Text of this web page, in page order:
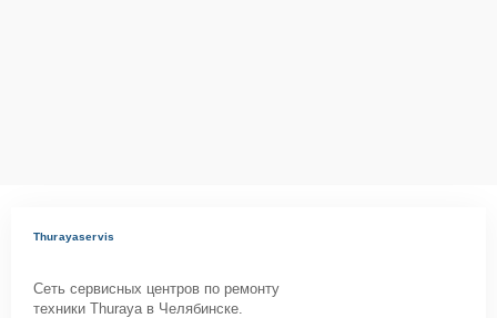
Thurayaservis
Сеть сервисных центров по ремонту
техники Thuraya в Челябинске.